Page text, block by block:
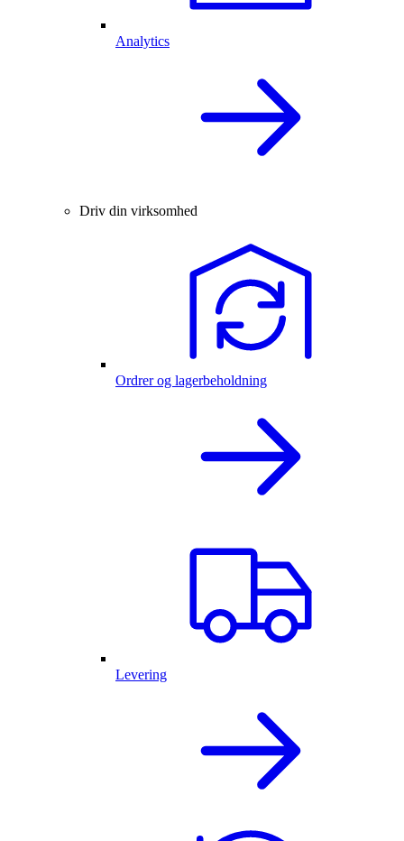
Analytics
Driv din virksomhed
Ordrer og lagerbeholdning
Levering